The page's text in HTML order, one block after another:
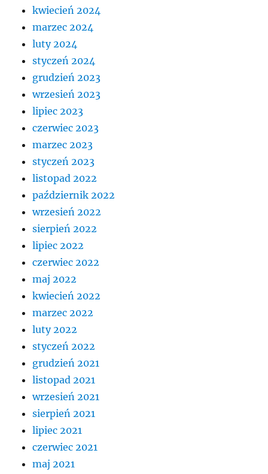
kwiecień 2024
marzec 2024
luty 2024
styczeń 2024
grudzień 2023
wrzesień 2023
lipiec 2023
czerwiec 2023
marzec 2023
styczeń 2023
listopad 2022
październik 2022
wrzesień 2022
sierpień 2022
lipiec 2022
czerwiec 2022
maj 2022
kwiecień 2022
marzec 2022
luty 2022
styczeń 2022
grudzień 2021
listopad 2021
wrzesień 2021
sierpień 2021
lipiec 2021
czerwiec 2021
maj 2021